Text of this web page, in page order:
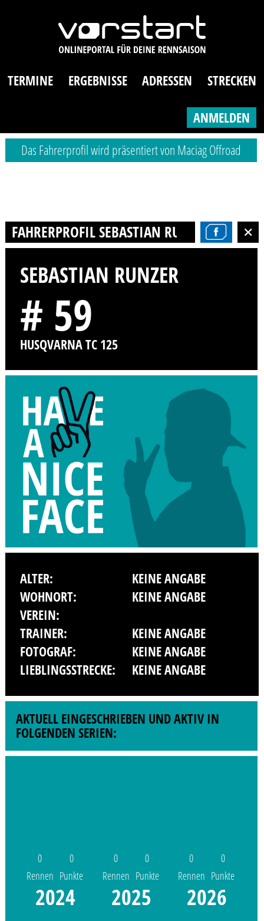
TERMINE ERGEBNISSE ADRESSEN STRECKEN
ANMELDEN
Das Fahrerprofil wird präsentiert von Maciag Offroad
FAHRERPROFIL SEBASTIAN RUNZER
SEBASTIAN RUNZER
# 59
HUSQVARNA TC 125
ALTER:
KEINE ANGABE
WOHNORT:
KEINE ANGABE
VEREIN:
TRAINER:
KEINE ANGABE
FOTOGRAF:
KEINE ANGABE
LIEBLINGSSTRECKE:
KEINE ANGABE
AKTUELL EINGESCHRIEBEN UND AKTIV IN
FOLGENDEN SERIEN:
0
Rennen
0
Punkte
2024
0
Rennen
0
Punkte
2025
0
Rennen
0
Punkte
2026